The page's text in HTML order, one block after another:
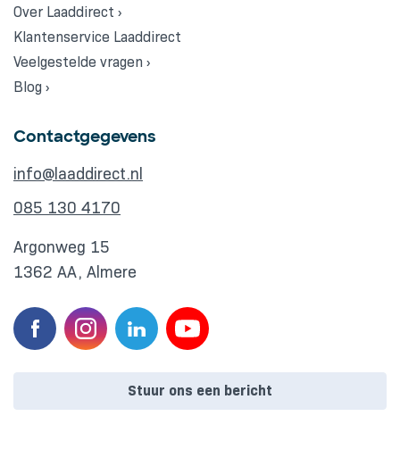
Over Laaddirect ›
Klantenservice Laaddirect
Veelgestelde vragen ›
Blog ›
Contactgegevens
info@laaddirect.nl
085 130 4170
Argonweg 15
1362 AA, Almere
Stuur ons een bericht